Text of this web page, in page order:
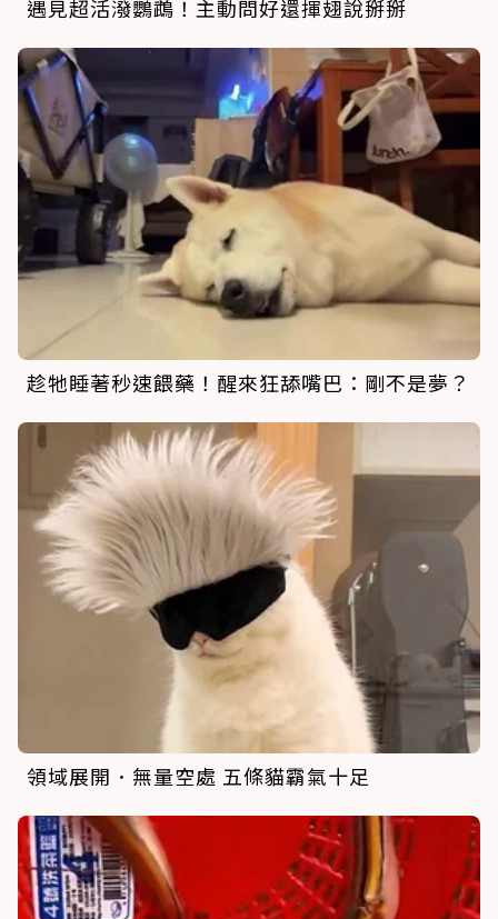
遇見超活潑鸚鵡！主動問好還揮翅說掰掰
趁牠睡著秒速餵藥！醒來狂舔嘴巴：剛不是夢？
領域展開．無量空處 五條貓霸氣十足